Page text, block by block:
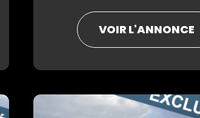
VOIR L'ANNONCE